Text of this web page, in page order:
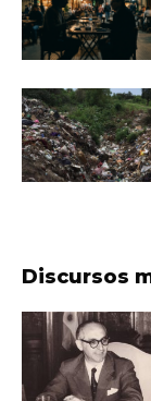
Discursos